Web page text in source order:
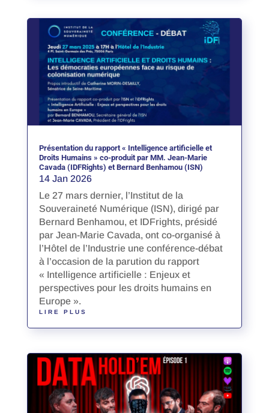
Présentation du rapport « Intelligence artificielle et
Droits Humains » co-produit par MM. Jean-Marie
Cavada (IDFRights) et Bernard Benhamou (ISN)
14 Jan 2026
Le 27 mars dernier, l’Institut de la
Souveraineté Numérique (ISN), dirigé par
Bernard Benhamou, et IDFrights, présidé
par Jean-Marie Cavada, ont co-organisé à
l’Hôtel de l’Industrie une conférence-débat
à l’occasion de la parution du rapport
« Intelligence artificielle : Enjeux et
perspectives pour les droits humains en
Europe ».
LIRE PLUS